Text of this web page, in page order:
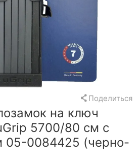
Поделиться
на ключ
5700/80 см с
05-0084425 (черно-